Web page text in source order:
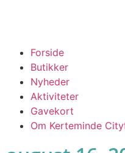
Forside
Butikker
Nyheder
Aktiviteter
Gavekort
Om Kerteminde